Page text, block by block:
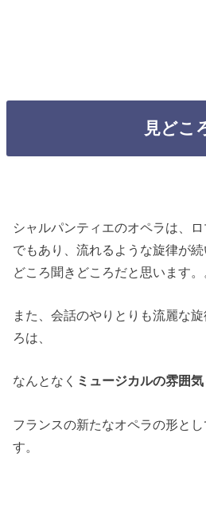
見どこ
シャルパンティエのオペラは、
でもあり、流れるような旋律が
どころ聞きどころだと思います。
また、会話のやりとりも流麗な
ろは、
なんとなく ミュージカルの雰囲気
フランスの新たなオペラの形と
す。